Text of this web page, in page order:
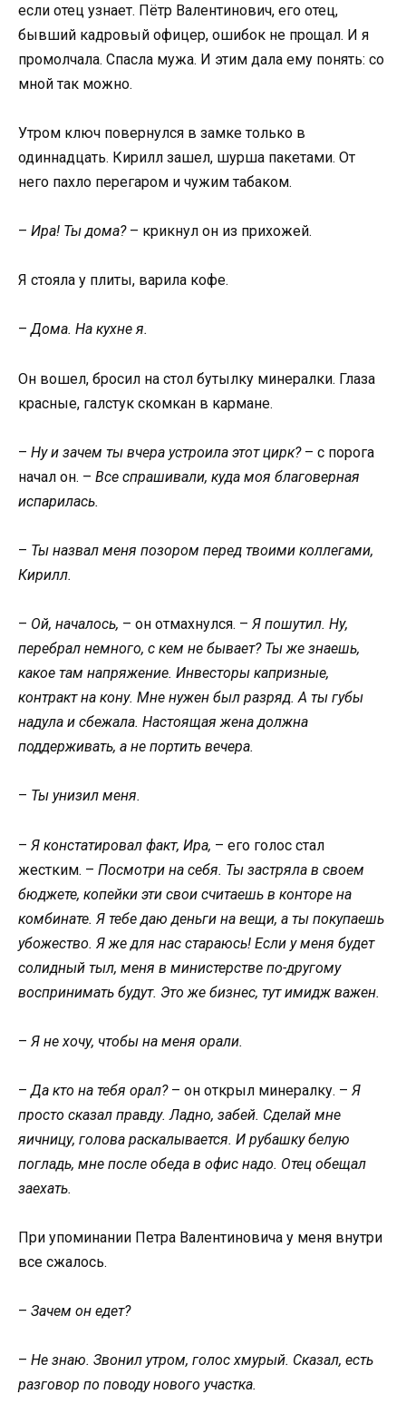
если отец узнает. Пётр Валентинович, его отец,
бывший кадровый офицер, ошибок не прощал. И я
промолчала. Спасла мужа. И этим дала ему понять: со
мной так можно.
Утром ключ повернулся в замке только в
одиннадцать. Кирилл зашел, шурша пакетами. От
него пахло перегаром и чужим табаком.
– Ира! Ты дома?– крикнул он из прихожей.
Я стояла у плиты, варила кофе.
–Дома. На кухне я.
Он вошел, бросил на стол бутылку минералки. Глаза
красные, галстук скомкан в кармане.
– Ну и зачем ты вчера устроила этот цирк?– с порога
начал он. – Все спрашивали, куда моя благоверная
испарилась.
– Ты назвал меня позором перед твоими коллегами,
Кирилл.
– Ой, началось, – он отмахнулся. – Я пошутил. Ну,
перебрал немного, с кем не бывает? Ты же знаешь,
какое там напряжение. Инвесторы капризные,
контракт на кону. Мне нужен был разряд. А ты губы
надула и сбежала. Настоящая жена должна
поддерживать, а не портить вечера.
– Ты унизил меня.
– Я констатировал факт, Ира, – его голос стал
жестким. – Посмотри на себя. Ты застряла в своем
бюджете, копейки эти свои считаешь в конторе на
комбинате. Я тебе даю деньги на вещи, а ты покупаешь
убожество. Я же для нас стараюсь! Если у меня будет
солидный тыл, меня в министерстве по-другому
воспринимать будут. Это же бизнес, тут имидж важен.
– Я не хочу, чтобы на меня орали.
–Да кто на тебя орал?– он открыл минералку. – Я
просто сказал правду. Ладно, забей. Сделай мне
яичницу, голова раскалывается. И рубашку белую
погладь, мне после обеда в офис надо. Отец обещал
заехать.
При упоминании Петра Валентиновича у меня внутри
все сжалось.
– Зачем он едет?
– Не знаю. Звонил утром, голос хмурый. Сказал, есть
разговор по поводу нового участка.